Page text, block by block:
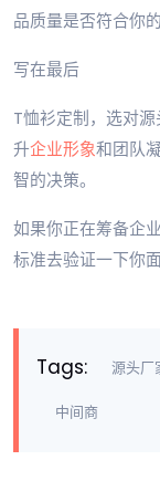
品质量是否符合你
写在最后
T恤衫定制，选对
升企业形象和团队
智的决策。
如果你正在筹备企
标准去验证一下你
Tags: 源头厂
中间商